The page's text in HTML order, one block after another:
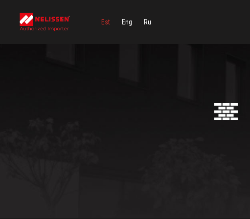
Est Eng Ru